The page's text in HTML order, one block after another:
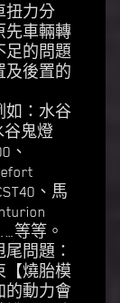
扭力分
先車輛轉
足的問題
及後置的
如：水谷
谷鬼燈
、
、馬
等等。
問題：
【燒胎模
的動力會